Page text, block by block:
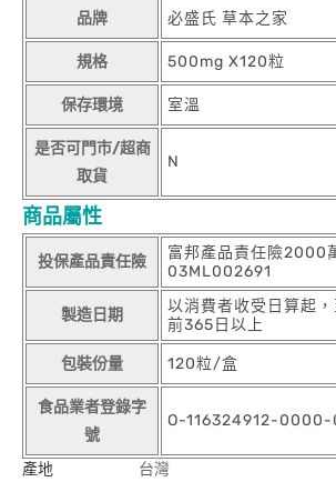
品牌 必盛氏 草本之家
規格 500mg X120粒
保存環境 室溫
是否可門市/超商
取貨
N
商品屬性
投保產品責任險
富邦產品責任險2000
03ML002691
製造日期
以消費者收受日算起
前365日以上
包裝份量 120粒/盒
食品業者登錄字
號
O-116324912-0000-
產地 台灣